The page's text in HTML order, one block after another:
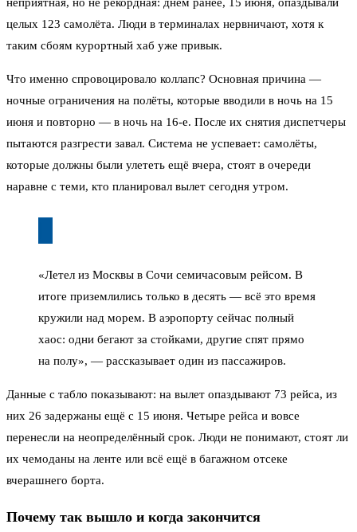
целых 123 самолёта. Люди в терминалах нервничают, хотя к
таким сбоям курортный хаб уже привык.
Что именно спровоцировало коллапс? Основная причина —
ночные ограничения на полёты, которые вводили в ночь на 15
июня и повторно — в ночь на 16-е. После их снятия диспетчеры
пытаются разгрести завал. Система не успевает: самолёты,
которые должны были улететь ещё вчера, стоят в очереди
наравне с теми, кто планировал вылет сегодня утром.
«Летел из Москвы в Сочи семичасовым рейсом. В
итоге приземлились только в десять — всё это время
кружили над морем. В аэропорту сейчас полный
хаос: одни бегают за стойками, другие спят прямо
на полу», — рассказывает один из пассажиров.
Данные с табло показывают: на вылет опаздывают 73 рейса, из
них 26 задержаны ещё с 15 июня. Четыре рейса и вовсе
перенесли на неопределённый срок. Люди не понимают, стоят ли
их чемоданы на ленте или всё ещё в багажном отсеке
вчерашнего борта.
Почему так вышло и когда закончится